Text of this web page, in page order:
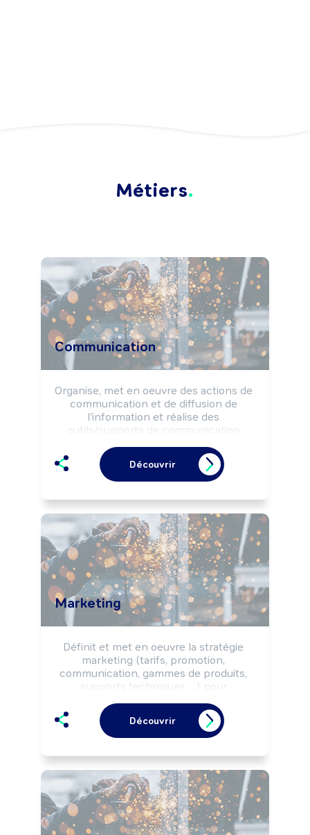
Métiers
Communication
Organise, met en oeuvre des actions de
communication et de diffusion de
l'information et réalise des
outils/supports de communication
participer à la définition de la politique
de communication et élaborer le plan
de communication. Peut diriger un
Découvrir
Marketing
Définit et met en oeuvre la stratégie
marketing (tarifs, promotion,
communication, gammes de produits,
supports techniques, ...) pour
Peut diriger un service ou coordonner
l'activité d'une équipe.
Découvrir